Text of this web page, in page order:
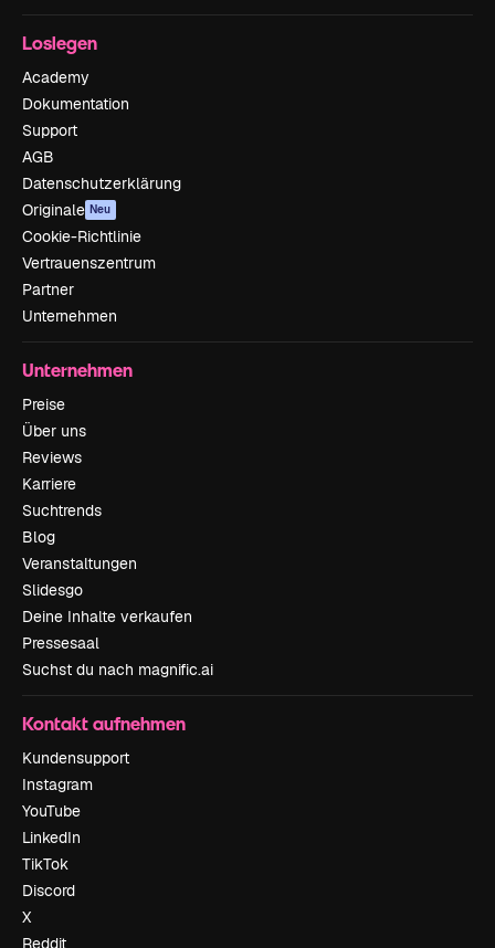
Loslegen
Academy
Dokumentation
Support
AGB
Datenschutzerklärung
Originale Neu
Cookie-Richtlinie
Vertrauenszentrum
Partner
Unternehmen
Unternehmen
Preise
Über uns
Reviews
Karriere
Suchtrends
Blog
Veranstaltungen
Slidesgo
Deine Inhalte verkaufen
Pressesaal
Suchst du nach magnific.ai
Kontakt aufnehmen
Kundensupport
Instagram
YouTube
LinkedIn
TikTok
Discord
X
Reddit